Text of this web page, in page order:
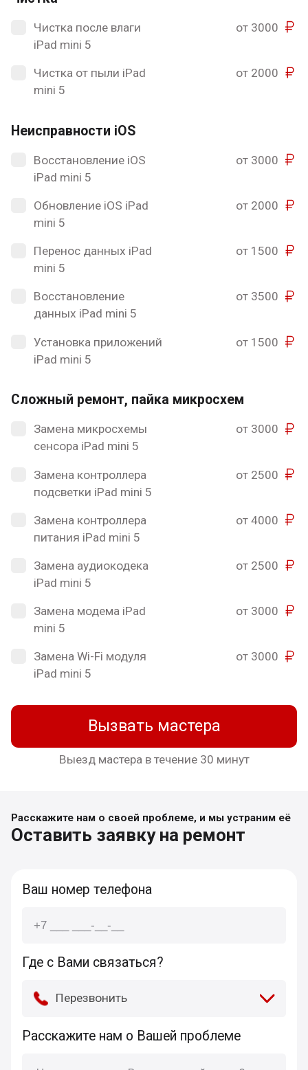
Чистка после влаги
iPad mini 5
от 3000
Чистка от пыли iPad
mini 5
от 2000
Неисправности iOS
Восстановление iOS
iPad mini 5
от 3000
Обновление iOS iPad
mini 5
от 2000
Перенос данных iPad
mini 5
от 1500
Восстановление
данных iPad mini 5
от 3500
Установка приложений
iPad mini 5
от 1500
Сложный ремонт, пайка микросхем
Замена микросхемы
сенсора iPad mini 5
от 3000
Замена контроллера
подсветки iPad mini 5
от 2500
Замена контроллера
питания iPad mini 5
от 4000
Замена аудиокодека
iPad mini 5
от 2500
Замена модема iPad
mini 5
от 3000
Замена Wi-Fi модуля
iPad mini 5
от 3000
Вызвать мастера
Выезд мастера в течение 30 минут
Расскажите нам о своей проблеме, и мы устраним её
Оставить заявку на ремонт
Ваш номер телефона
Где с Вами связаться?
Перезвонить
Расскажите нам о Вашей проблеме